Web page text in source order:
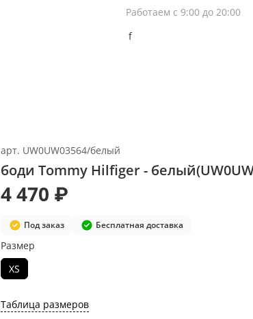
Работаем с 9:00 до 20:00
f
арт. UW0UW03564/белый
боди Tommy Hilfiger -
Под заказ Бесплатная доставка
4 470 ₽
Таблица размеров
Размер
XS